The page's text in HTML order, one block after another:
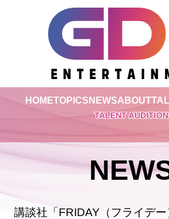
HOMETOPICS NEWSABOUT
TALENT AUDITION
講談社「FRIDAY（フライデ